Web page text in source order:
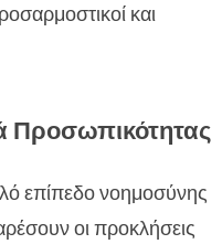
και
Προσωπικότητας
επίπεδο νοημοσύνης
οι προκλήσεις